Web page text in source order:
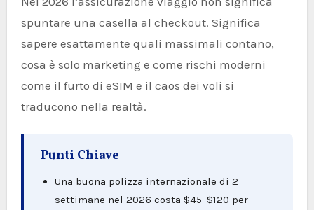
spuntare una casella al checkout. Significa
sapere esattamente quali massimali contano,
cosa è solo marketing e come rischi moderni
come il furto di eSIM e il caos dei voli si
traducono nella realtà.
Punti Chiave
Una buona polizza internazionale di 2
settimane nel 2026 costa $45–$120 per